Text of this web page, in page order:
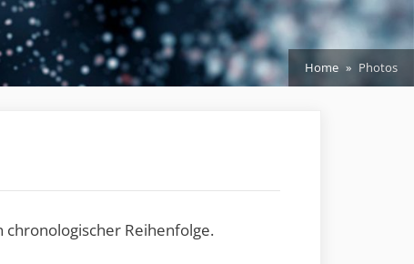
Home Photos
chronologischer Reihenfolge.